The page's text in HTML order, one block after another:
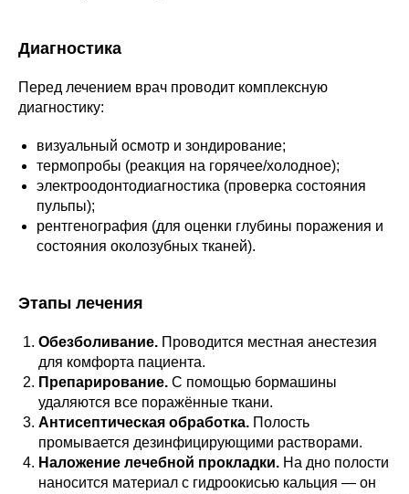
Диагностика
Перед лечением врач проводит комплексную
диагностику:
визуальный осмотр и зондирование;
термопробы (реакция на горячее/холодное);
электроодонтодиагностика (проверка состояния
пульпы);
рентгенография (для оценки глубины поражения и
состояния околозубных тканей).
Этапы лечения
Обезболивание. Проводится местная анестезия
для комфорта пациента.
Препарирование. С помощью бормашины
удаляются все поражённые ткани.
Антисептическая обработка. Полость
промывается дезинфицирующими растворами.
Наложение лечебной прокладки. На дно полости
наносится материал с гидроокисью кальция — он